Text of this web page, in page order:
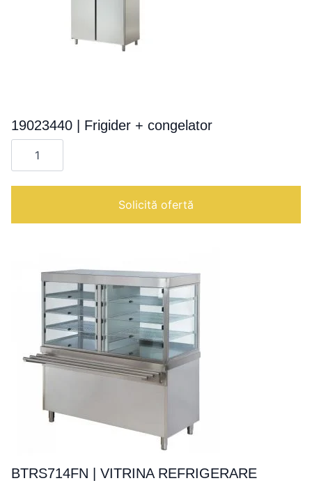
19023440 | Frigider + congelator
Cantitate
19023440
|
+
Solicită ofertă
BTRS714FN | VITRINA REFRIGERARE